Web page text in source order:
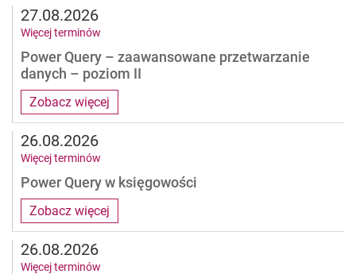
Zobacz więcej
Power Query – zaawansowane przetwarzanie
danych – poziom II
27.08.2026
Więcej terminów
Zobacz więcej
Power Query w księgowości
26.08.2026
Więcej terminów
26.08.2026
Więcej terminów